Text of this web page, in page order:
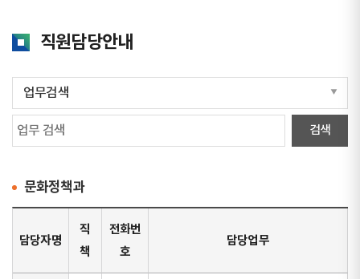
직원담당안내
문화정책과
담당자명
직
책
전화번
호
담당업무